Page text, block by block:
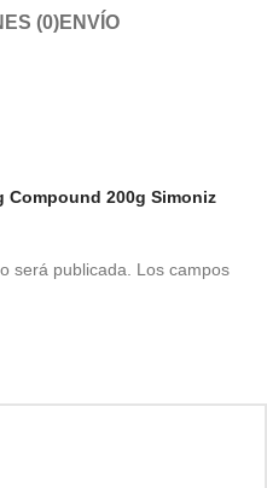
(0)ENVÍO
Compound 200g Simoniz
será publicada.
Los campos